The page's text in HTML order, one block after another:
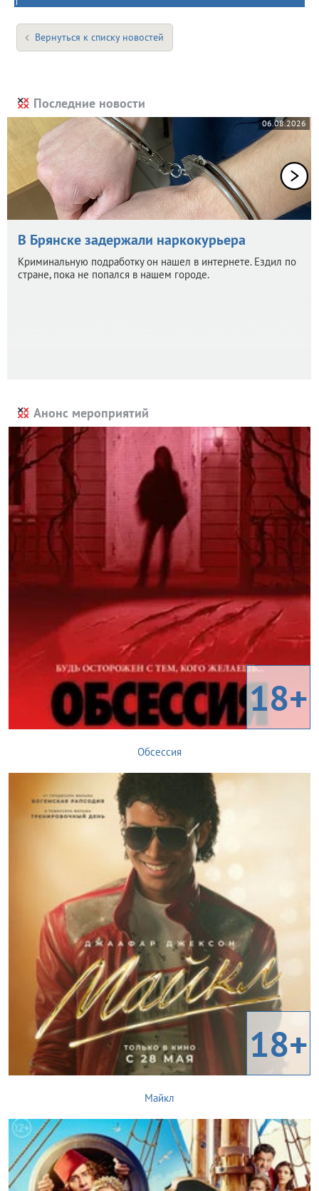
Вернуться к списку новостей
Последние новости
06.08.2026
В Брянске задержали наркокурьера
Криминальную подработку он нашел в интернете. Ездил по
стране, пока не попался в нашем городе.
Анонс мероприятий
18+
Обсессия
18+
Майкл